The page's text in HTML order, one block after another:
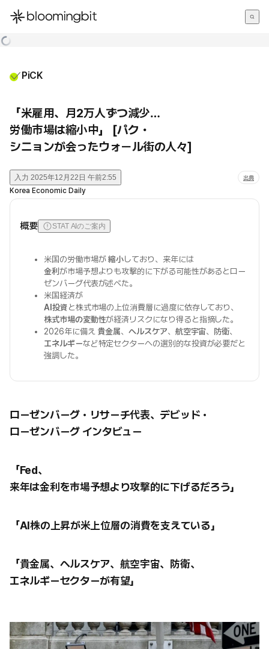
한국어
PiCK
「米雇用、月2万人ずつ減少…
労働市場は縮小中」 [パク・
シニョンが会ったウォール街の人々]
入力 2025年12月22日 午前2:55 出典
Korea Economic Daily
概要 STAT AIのご案内
米国の労働市場が縮小しており、来年には
金利 が市場予想よりも攻撃的に下がる可能性があるとロー
ゼンバーグ代表が述べた。
米国経済が
AI投資と株式市場の上位消費層に過度に依存しており、
株式市場の変動性が経済リスクになり得ると指摘した。
2026年に備え 貴金属、ヘルスケア、 航空宇宙、 防衛、
エネルギーなど特定セクターへの選別的な投資が必要だと
強調した。
ローゼンバーグ・リサーチ代表、デビッド・
ローゼンバーグ インタビュー
「Fed、
来年は金利を市場予想より攻撃的に下げるだろう」
「AI株の上昇が米上位層の消費を支えている」
「貴金属、ヘルスケア、航空宇宙、防衛、
エネルギーセクターが有望」